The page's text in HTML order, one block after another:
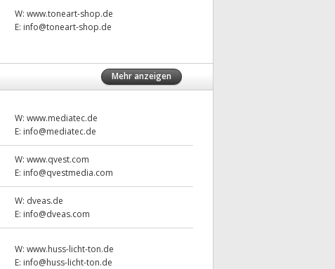
W:www.toneart-shop.de
E: info@toneart-shop.de
Mehr anzeigen
W:www.mediatec.de
E: info@mediatec.de
W:www.qvest.com
E: info@qvestmedia.com
W: dveas.de
E: info@dveas.com
W:www.huss-licht-ton.de
E: info@huss-licht-ton.de